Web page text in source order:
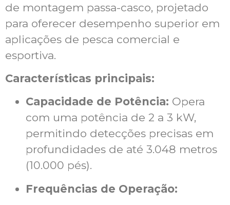
de montagem passa-casco, projetado
para oferecer desempenho superior em
aplicações de pesca comercial e
esportiva.
Características principais:
Capacidade de Potência: Opera
com uma potência de 2 a 3 kW,
permitindo detecções precisas em
profundidades de até 3.048 metros
(10.000 pés).
Frequências de Operação: